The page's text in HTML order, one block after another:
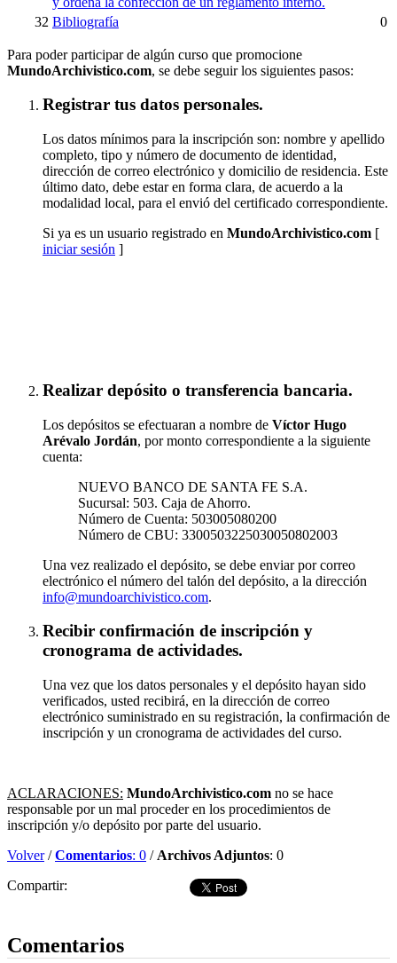
32 Bibliografía 0
Para poder participar de algún curso que promocione
MundoArchivistico.com, se debe seguir los siguientes pasos:
Registrar tus datos personales.
Los datos mínimos para la inscripción son: nombre y apellido
completo, tipo y número de documento de identidad,
dirección de correo electrónico y domicilio de residencia. Este
último dato, debe estar en forma clara, de acuerdo a la
modalidad local, para el envió del certificado correspondiente.
Si ya es un usuario registrado en MundoArchivistico.com [
iniciar sesión ]
Realizar depósito o transferencia bancaria.
Los depósitos se efectuaran a nombre de Víctor Hugo
Arévalo Jordán, por monto correspondiente a la siguiente
cuenta:
NUEVO BANCO DE SANTA FE S.A.
Sucursal: 503. Caja de Ahorro.
Número de Cuenta: 503005080200
Número de CBU: 3300503225030050802003
Una vez realizado el depósito, se debe enviar por correo
electrónico el número del talón del depósito, a la dirección
info@mundoarchivistico.com.
Recibir confirmación de inscripción y
cronograma de actividades.
Una vez que los datos personales y el depósito hayan sido
verificados, usted recibirá, en la dirección de correo
electrónico suministrado en su registración, la confirmación de
inscripción y un cronograma de actividades del curso.
ACLARACIONES: MundoArchivistico.com no se hace
responsable por un mal proceder en los procedimientos de
inscripción y/o depósito por parte del usuario.
Volver/Comentarios: 0 / Archivos Adjuntos: 0
Compartir:
Comentarios